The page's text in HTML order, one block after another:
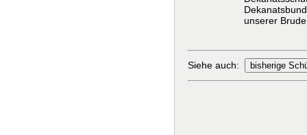
unserer
Siehe auch: